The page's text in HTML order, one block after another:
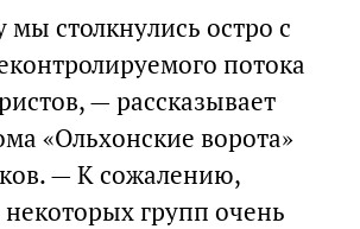
мы столкнулись остро с
потока
— рассказывает
«Ольхонские ворота»
— К сожалению,
групп очень